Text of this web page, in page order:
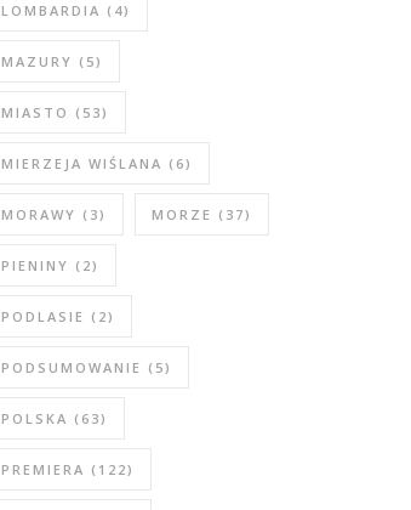
LOMBARDIA (4)
MAZURY (5)
MIASTO (53)
MIERZEJA WIŚLANA (6)
MORAWY (3) MORZE (37)
PIENINY (2)
PODLASIE (2)
PODSUMOWANIE (5)
POLSKA (63)
PREMIERA (122)